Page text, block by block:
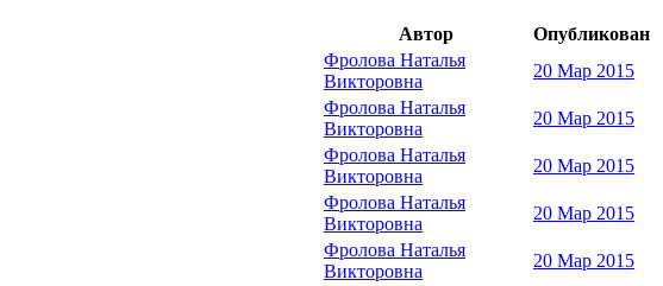
Автор
Опубликован
Фролова Наталья
Викторовна
20 Мар 2015
Фролова Наталья
Викторовна
20 Мар 2015
Фролова Наталья
Викторовна
20 Мар 2015
Фролова Наталья
Викторовна
20 Мар 2015
Фролова Наталья
Викторовна
20 Мар 2015